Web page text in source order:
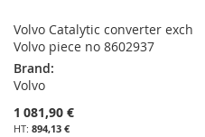
Volvo Catalytic converter exch
Volvo piece no 8602937
Brand:
Volvo
1 081,90 €
894,13 €